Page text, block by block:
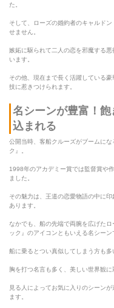
た。
そして、ローズの婚約者のキャルド
せません。
嫉妬に駆られて二人の恋を邪魔する
います。
その他、現在まで長く活躍している
技に惹きつけられます。
名シーンが豊富！
込まれる
公開当時、客船クルーズがブームに
ク』。
1998年のアカデミー賞では監督賞や
ました。
その魅力は、王道の恋愛物語の中に
あります。
なかでも、船の先端で両腕を広げた
ック』のアイコンともいえる名シーン
船に乗るとつい真似してしまう方も多
胸を打つ名言も多く、美しい世界観に
見る人によってお気に入りのシーン
ます。